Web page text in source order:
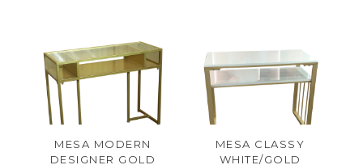
MESA MODERN
DESIGNER GOLD
MESA CLASSY
WHITE/GOLD